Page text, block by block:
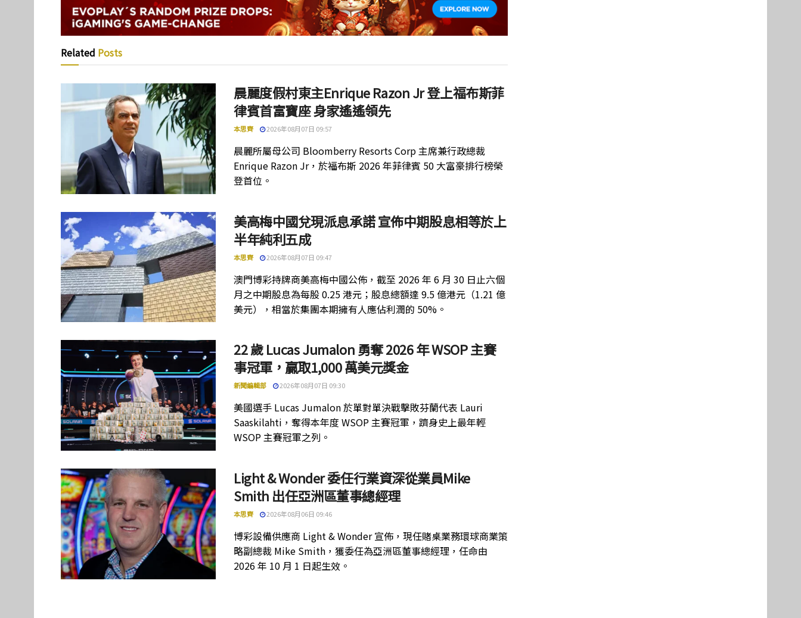
Related Posts
晨麗度假村東主Enrique Razon Jr 登上福布斯菲
律賓首富寶座 身家遙遙領先
本思齊 2026年08月07日 09:57
晨麗所屬母公司 Bloomberry Resorts Corp 主席兼行政總裁
Enrique Razon Jr，於福布斯 2026 年菲律賓 50 大富豪排行榜榮
登首位。
美高梅中國兌現派息承諾 宣佈中期股息相等於上
半年純利五成
本思齊 2026年08月07日 09:47
澳門博彩持牌商美高梅中國公佈，截至 2026 年 6 月 30 日止六個
月之中期股息為每股 0.25 港元；股息總額達 9.5 億港元（1.21 億
美元），相當於集團本期擁有人應佔利潤的 50%。
22 歲 Lucas Jumalon 勇奪 2026 年 WSOP 主賽
事冠軍，贏取1,000 萬美元獎金
新聞編輯部 2026年08月07日 09:30
美國選手 Lucas Jumalon 於單對單決戰擊敗芬蘭代表 Lauri
Saaskilahti，奪得本年度 WSOP 主賽冠軍，躋身史上最年輕
WSOP 主賽冠軍之列。
Light & Wonder 委任行業資深從業員Mike
Smith 出任亞洲區董事總經理
本思齊 2026年08月06日 09:46
博彩設備供應商 Light & Wonder 宣佈，現任賭桌業務環球商業策
略副總裁 Mike Smith，獲委任為亞洲區董事總經理，任命由
2026 年 10 月 1 日起生效。